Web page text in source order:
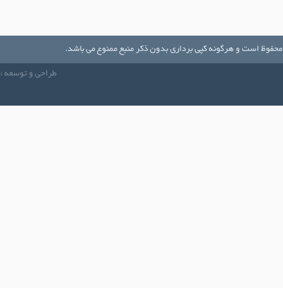
محفوظ است و هرگونه کپی برداری بدون ذکر منبع ممنوع می باشد.
طراحی و توسعه :